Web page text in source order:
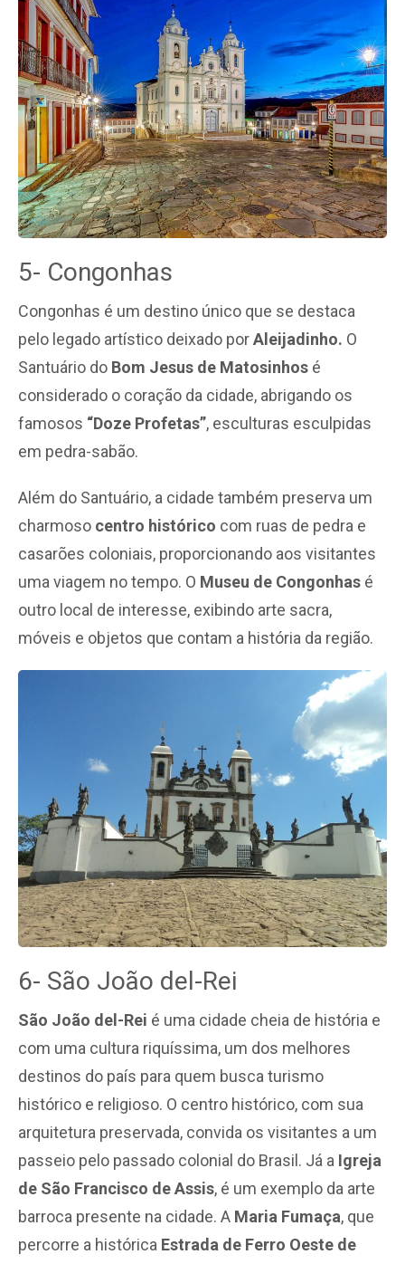
5- Congonhas
Congonhas é um destino único que se destaca
pelo legado artístico deixado porAleijadinho. O
Santuário do Bom Jesus de Matosinhos é
considerado o coração da cidade, abrigando os
famosos “Doze Profetas”, esculturas esculpidas
em pedra-sabão.
Além do Santuário, a cidade também preserva um
charmoso centro histórico com ruas de pedra e
casarões coloniais, proporcionando aos visitantes
uma viagem no tempo. O Museu de Congonhas é
outro local de interesse, exibindo arte sacra,
móveis e objetos que contam a história da região.
6- São João del-Rei
São João del-Rei é uma cidade cheia de história e
com uma cultura riquíssima, um dos melhores
destinos do país para quem busca turismo
histórico e religioso. O centro histórico, com sua
arquitetura preservada, convida os visitantes a um
passeio pelo passado colonial do Brasil. Já a Igreja
de São Francisco de Assis, é um exemplo da arte
barroca presente na cidade. A Maria Fumaça, que
percorre a histórica Estrada de Ferro Oeste de